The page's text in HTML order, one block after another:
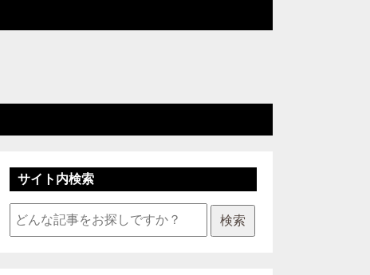
サイト内検索
検索